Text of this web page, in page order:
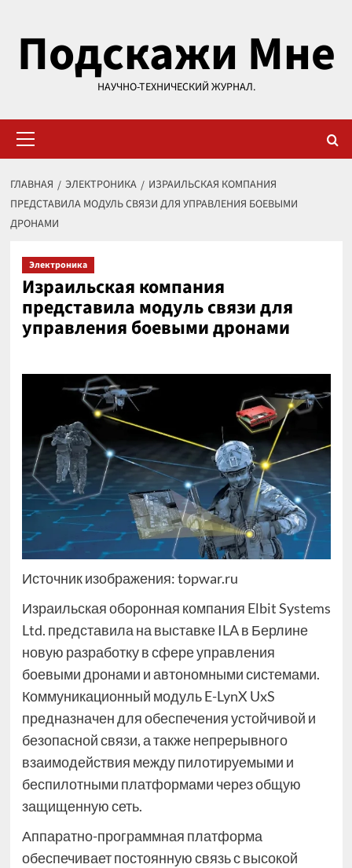
содержимому
Подскажи Мне
НАУЧНО-ТЕХНИЧЕСКИЙ ЖУРНАЛ.
меню
ГЛАВНАЯ ЭЛЕКТРОНИКА
ИЗРАИЛЬСКАЯ КОМПАНИЯ
ПРЕДСТАВИЛА МОДУЛЬ СВЯЗИ ДЛЯ УПРАВЛЕНИЯ БОЕВЫМИ
ДРОНАМИ
Электроника
Израильская компания
представила модуль связи для
управления боевыми дронами
Источник изображения: topwar.ru
Израильская оборонная компания Elbit Systems
Ltd. представила на выставке ILA в Берлине
новую разработку в сфере управления
боевыми дронами и автономными системами.
Коммуникационный модуль E-LynX UxS
предназначен для обеспечения устойчивой и
безопасной связи, а также непрерывного
взаимодействия между пилотируемыми и
беспилотными платформами через общую
защищенную сеть.
Аппаратно-программная платформа
обеспечивает постоянную связь с высокой